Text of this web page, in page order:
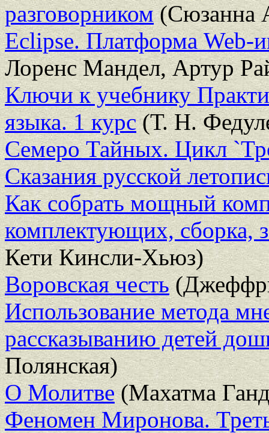
разговорником(Сюзанна
Eclipse. Платформа Web-
Лоренс Мандел, Артур
Ключи к учебнику
языка. 1 курс(Т. Н.
Семеро Тайных. Цикл
Сказания русской
Как собрать мощный
комплектующих, сборка,
Кети Кинсли-Хьюз)
Воровская честь
Использование метода
рассказыванию детей
Полянская)
О Молитве(Махатма
Феномен Миронова.